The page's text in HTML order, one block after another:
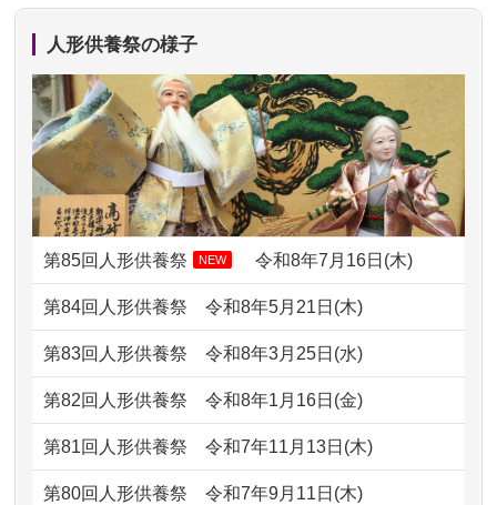
2026/07/10家から近かったので。
2026/07/08誰も住んでいない実家の片付けを始め
ました。 ...
2026/07/069年間自由が丘店を見守ってくれてあり
がとう。
2026/07/05しっかりとお人形たちの供養をしてい
ただけると...
2026/06/30 長年大事にしてきた雛人形です、供養
していただ...
2026/06/29ガラスケースのまま引き取ってくださ
ですが？
2024/01/13お雛様のセットを供養・処分したいの
ですが、お雛様とお内裏様だ...
2024/01/13供養申込みの後、供養祭までお人形は
どうなってるのですか？
2024/01/13会社のようですが、きちんと供養して
人形供養祭の様子
第85回人形供養祭 NEW 令和8年7月16日(木)
第84回人形供養祭令和8年5月21日(木)
第83回人形供養祭令和8年3月25日(水)
第82回人形供養祭令和8年1月16日(金)
第81回人形供養祭令和7年11月13日(木)
第80回人形供養祭令和7年9月11日(木)